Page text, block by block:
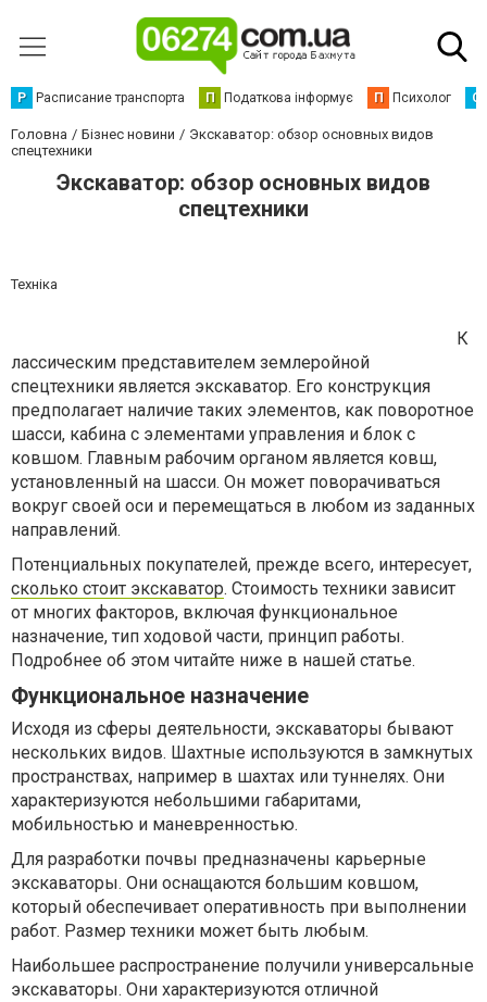
Р Расписание транспорта П Податкова інформує П Психолог С
Головна Бізнес новини
Экскаватор: обзор основных видов
спецтехники
Экскаватор: обзор основных видов
спецтехники
Техніка
К
лассическим представителем землеройной
спецтехники является экскаватор. Его конструкция
предполагает наличие таких элементов, как поворотное
шасси, кабина с элементами управления и блок с
ковшом. Главным рабочим органом является ковш,
установленный на шасси. Он может поворачиваться
вокруг своей оси и перемещаться в любом из заданных
направлений.
Потенциальных покупателей, прежде всего, интересует,
сколько стоит экскаватор. Стоимость техники зависит
от многих факторов, включая функциональное
назначение, тип ходовой части, принцип работы.
Подробнее об этом читайте ниже в нашей статье.
Функциональное назначение
Исходя из сферы деятельности, экскаваторы бывают
нескольких видов. Шахтные используются в замкнутых
пространствах, например в шахтах или туннелях. Они
характеризуются небольшими габаритами,
мобильностью и маневренностью.
Для разработки почвы предназначены карьерные
экскаваторы. Они оснащаются большим ковшом,
который обеспечивает оперативность при выполнении
работ. Размер техники может быть любым.
Наибольшее распространение получили универсальные
экскаваторы. Они характеризуются отличной